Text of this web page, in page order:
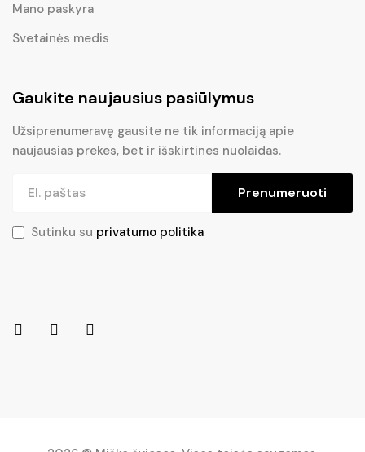
Mano paskyra
Svetainės medis
Gaukite naujausius pasiūlymus
Užsiprenumeravę gausite ne tik informaciją apie
naujausias prekes, bet ir išskirtines nuolaidas.
Prenumeruoti
Sutinku su privatumo politika